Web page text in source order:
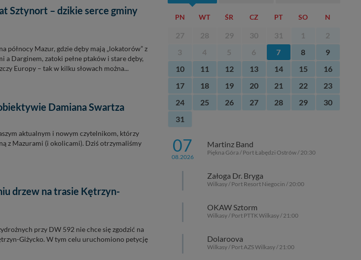
Sztynort – dzikie serce gminy
północy Mazur, gdzie dęby mają „lokatorów” z
Darginem, zatoki pełne ptaków i stare dęby,
Europy – tak w kilku słowach można...
Damiana Swartza
aktualnym i nowym czytelnikom, którzy
z Mazurami (i okolicami). Dziś otrzymaliśmy
drzew na trasie Kętrzyn-
przy DW 592 nie chce się zgodzić na
Giżycko. W tym celu uruchomiono petycję
PN WT ŚR CZ PT SO N
27 28 29 30 31 1
2
3
4 5 6 7 8
9
10
11 12 13 14 15
16
17
18 19 20 21 22
23
24
25 26 27 28 29
30
31
07
08.2026
Martinz Band
Piękna Góra / Port Łabędzi Ostrów / 20:30
Załoga Dr. Bryga
Wilkasy / Port Resort Niegocin / 20:00
OKAW Sztorm
Wilkasy / Port PTTK Wilkasy / 21:00
Dolaroova
Wilkasy / Port AZS Wilkasy / 21:00